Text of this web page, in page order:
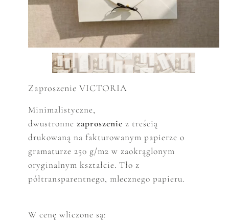
Zaproszenie VICTORIA
Minimalistyczne,
dwustronne zaproszenie z treścią
drukowaną na fakturowanym papierze o
gramaturze 250 g/m2 w zaokrąglonym
oryginalnym kształcie. Tło z
półtransparentnego, mlecznego papieru.
W cenę wliczone są: